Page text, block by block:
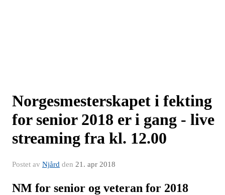
Norgesmesterskapet i fekting
for senior 2018 er i gang - live
streaming fra kl. 12.00
Postet av Njård den 21. apr 2018
NM for senior og veteran for 2018